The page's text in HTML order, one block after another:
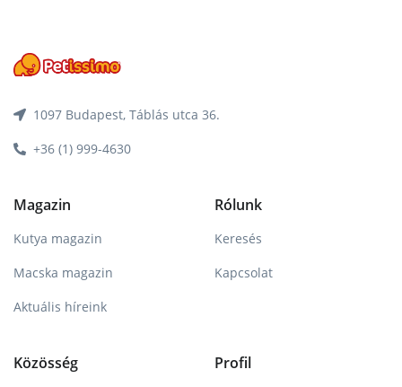
1097 Budapest, Táblás utca 36.
+36 (1) 999-4630
Magazin
Kutya magazin
Macska magazin
Aktuális híreink
Rólunk
Keresés
Kapcsolat
Közösség Profil